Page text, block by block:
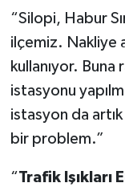
“Silopi, Habur
ilçemiz. Nakliye
kullanıyor.
istasyonu
istasyon da
bir problem.”
“Trafik Işıkları